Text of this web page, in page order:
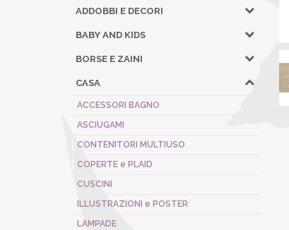
ADDOBBI E DECORI
BABY AND KIDS
BORSE E ZAINI
CASA
ACCESSORI BAGNO
ASCIUGAMI
CONTENITORI MULTIUSO
COPERTE e PLAID
CUSCINI
ILLUSTRAZIONI e POSTER
LAMPADE